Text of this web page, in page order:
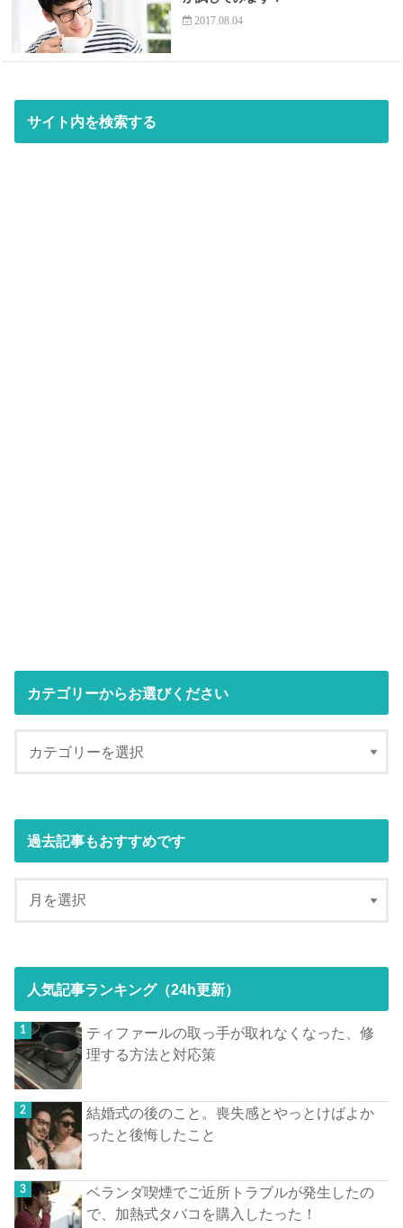
2017.08.04
サイト内を検索する
カテゴリーからお選びください
過去記事もおすすめです
人気記事ランキング（24h更新）
ティファールの取っ手が取れなくなった、修
理する方法と対応策
結婚式の後のこと。喪失感とやっとけばよか
ったと後悔したこと
ベランダ喫煙でご近所トラブルが発生したの
で、加熱式タバコを購入したった！